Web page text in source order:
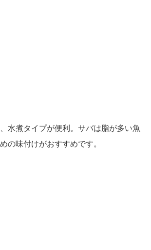
水煮タイプが便利。サバは脂が多い魚
の味付けがおすすめです。